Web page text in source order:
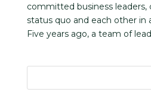
committed business leaders,
status quo and each other in
Five years ago, a team of